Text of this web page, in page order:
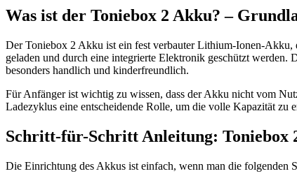
Was ist der Toniebox 2 Akku? –
Der Toniebox 2 Akku ist ein fest verbauter Lithium-Ionen-Akku,
geladen und durch eine integrierte Elektronik geschützt
besonders handlich und kinderfreundlich.
Für Anfänger ist wichtig zu wissen, dass der Akku nicht vom
Ladezyklus eine entscheidende Rolle, um die volle Kapazität zu
Schritt-für-Schritt Anleitung: Toniebox
Die Einrichtung des Akkus ist einfach, wenn man die folgenden